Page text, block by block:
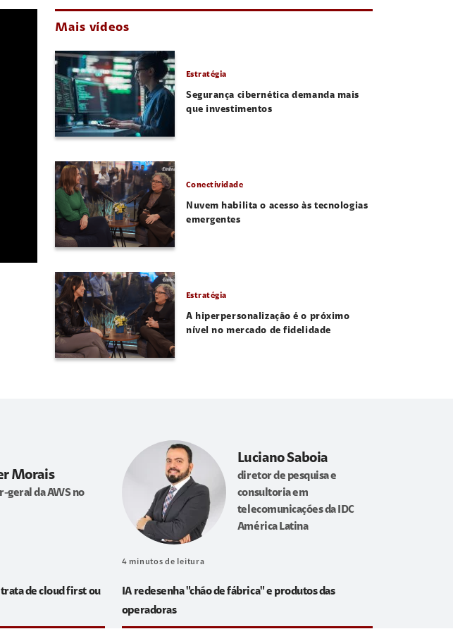
Mais vídeos
Estratégia
Segurança cibernética demanda mais
que investimentos
Conectividade
Nuvem habilita o acesso às tecnologias
emergentes
Estratégia
A hiperpersonalização é o próximo
nível no mercado de fidelidade
Morais
geral da AWS no
de cloud first ou
Luciano Saboia
diretor de pesquisa e
consultoria em
telecomunicações da IDC
América Latina
4 minutos de leitura
IA redesenha "chão de fábrica" e produtos das
operadoras